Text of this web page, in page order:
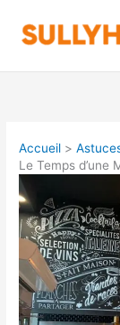
contenu
Accueil
Le Temps d’une